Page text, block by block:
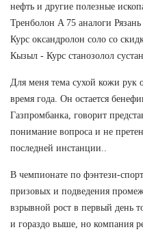
нефть и другие полезные
Тренболон A 75 аналоги
Курс оксандролон соло со
Кызыл - Курс станозолол
Для меня тема сухой кожи рук
время года. Он остается
Газпромбанка, говорит
понимание вопроса и не
последней инстанции..
В чемпионате по фэнтези-
призовых и подведения
взрывной рост в первый день
и гораздо выше, но компания